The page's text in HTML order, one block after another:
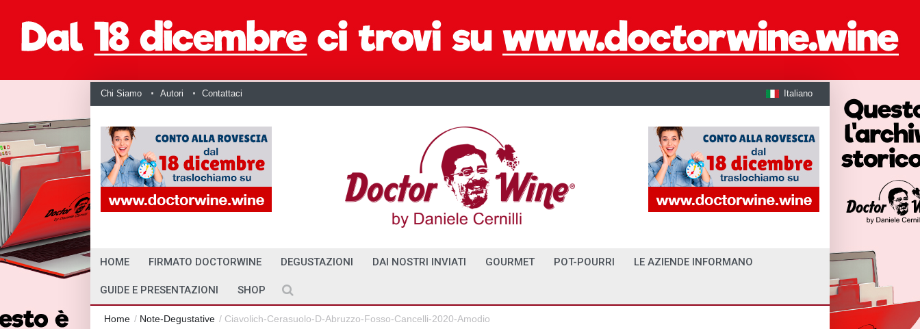
Chi Siamo Autori Contattaci Italiano
HOME FIRMATO DOCTORWINE DEGUSTAZIONI DAI NOSTRI INVIATI GOURMET POT-POURRI LE AZIENDE INFORMANO
GUIDE E PRESENTAZIONI SHOP
Home / Note-Degustative / Ciavolich-Cerasuolo-D-Abruzzo-Fosso-Cancelli-2020-Amodio